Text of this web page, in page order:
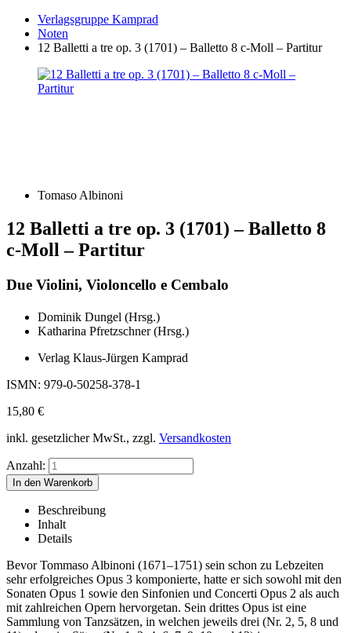
Verlagsgruppe Kamprad
Noten
12 Balletti a tre op. 3 (1701) – Balletto 8 c-Moll – Partitur
Tomaso Albinoni
12 Balletti a tre op. 3 (1701) – Balletto 8
c-Moll – Partitur
Due Violini, Violoncello e Cembalo
Dominik Dungel (Hrsg.)
Katharina Pfretzschner (Hrsg.)
Verlag Klaus-Jürgen Kamprad
ISMN: 979-0-50258-378-1
15,80 €
inkl. gesetzlicher MwSt., zzgl. Versandkosten
Anzahl:
Beschreibung
Inhalt
Details
Bevor Tommaso Albinoni (1671–1751) sein schon zu Lebzeiten
sehr erfolgreiches Opus 3 komponierte, hatte er sich sowohl mit den
Sonaten Opus 1 sowie den Sinfonien und Concerti Opus 2 als auch
mit zahlreichen Opern hervorgetan. Sein drittes Opus ist eine
Sammlung von Tanzsätzen, in welchen jeweils drei (Nr. 2, 5, 8 und